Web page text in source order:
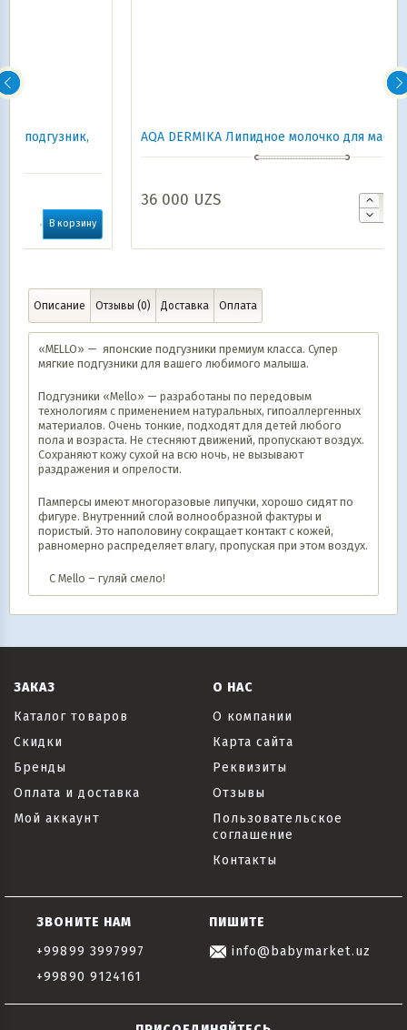
AQA DERMIKA Липидное молочко для малыша, 250 мл
В корзину
Описание Отзывы (0) Доставка Оплата
«MELLO» — японские подгузники премиум класса. Супер
мягкие подгузники для вашего любимого малыша.
Подгузники «Mello» — разработаны по передовым
технологиям с применением натуральных, гипоаллергенных
материалов. Очень тонкие, подходят для детей любого
пола и возраста. Не стесняют движений, пропускают воздух.
Сохраняют кожу сухой на всю ночь, не вызывают
раздражения и опрелости.
Памперсы имеют многоразовые липучки, хорошо сидят по
фигуре. Внутренний слой волнообразной фактуры и
пористый. Это наполовину сокращает контакт с кожей,
равномерно распределяет влагу, пропуская при этом воздух.
С Mello – гуляй смело!
ЗАКАЗ
Каталог товаров
Скидки
Бренды
Оплата и доставка
Мой аккаунт
О НАС
О компании
Карта сайта
Реквизиты
Отзывы
Пользовательское
соглашение
Контакты
ЗВОНИТЕ НАМ
+99899 3997997
+99890 9124161
ПИШИТЕ
info@babymarket.uz